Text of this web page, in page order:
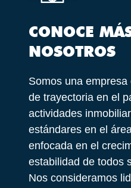
CONOCE
NOSOTROS
Somos una
de trayectoria en el
actividades
estándares en el
enfocada en el
estabilidad de todos
Nos consideramos